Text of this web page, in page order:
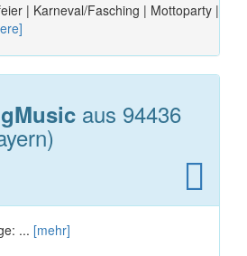
| Karneval/Fasching | Mottoparty |
aus 94436
... [mehr]